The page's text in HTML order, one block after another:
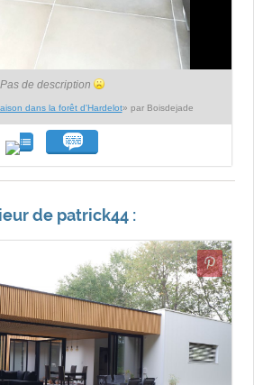
Pas de description
dans la forêt d'Hardelot» par Boisdejade
de patrick44 :